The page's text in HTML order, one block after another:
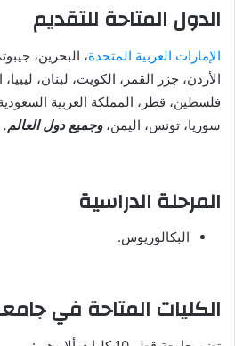
الدول المتاحة للتقديم
الإمارات العربية المتحدة، البحرين،
الأردن، جزر القمر، الكويت، لبنان،
فلسطين، قطر، المملكة العربية
سوريا، تونس، اليمن،وجميع دول العالم.
المرحلة الدراسية
البكالوريوس.
الكليات المتاحة في